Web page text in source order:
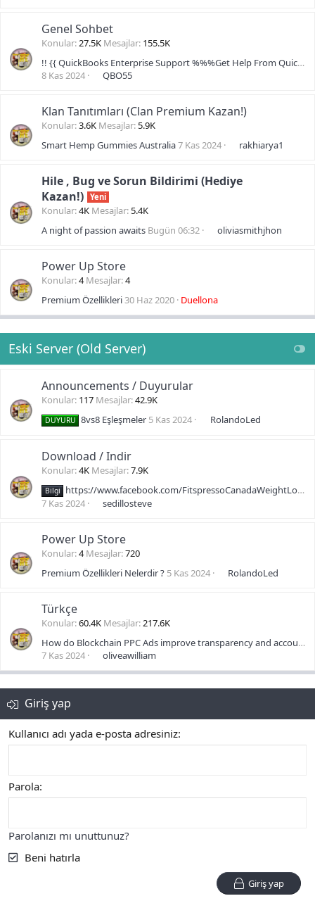
Genel Sohbet
Konular 27.5K Mesajlar 155.5K
!! {{ QuickBooks Enterprise Support %%%Get Help From QuickBooks Help Without Any Doubt
8 Kas 2024
QBO55
Klan Tanıtımları (Clan Premium Kazan!)
Konular 3.6K Mesajlar 5.9K
Smart Hemp Gummies Australia7 Kas 2024 rakhiarya1
Hile , Bug ve Sorun Bildirimi (Hediye
Kazan!) Yeni
Konular 4K Mesajlar 5.4K
A night of passion awaits Bugün 06:32 oliviasmithjhon
Power Up Store
Konular 4 Mesajlar 4
Premium Özellikleri30 Haz 2020 Duellona
Eski Server (Old Server)
Announcements / Duyurular
Konular 117 Mesajlar 42.9K
DUYURU 8vs8 Eşleşmeler 5 Kas 2024 RolandoLed
Download / Indir
Konular 4K Mesajlar 7.9K
Bilgi
https://www.facebook.com/FitspressoCanadaWeightLoss/
7 Kas 2024
sedillosteve
Power Up Store
Konular 4 Mesajlar 720
Premium Özellikleri Nelerdir ? 5 Kas 2024 RolandoLed
Türkçe
Konular 60.4K Mesajlar 217.6K
How do Blockchain PPC Ads improve transparency and accountability in advertising?
7 Kas 2024
oliveawilliam
Giriş yap
Kullanıcı adı yada e-posta adresiniz
Parola
Parolanızı mı unuttunuz?
Beni hatırla
Giriş yap